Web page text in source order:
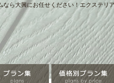
ら大興にお任せください！エクステ